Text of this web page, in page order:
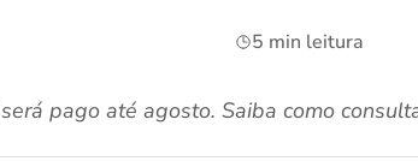
5 min leitura
pago até agosto. Saiba como